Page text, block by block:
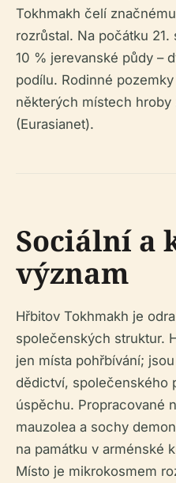
Tokhmakh čelí
rozrůstal. Na počátku
10 % jerevanské půdy –
podílu. Rodinné
některých místech
(Eurasianet).
Sociální a
význam
Hřbitov Tokhmakh je
společenských struktur.
jen místa pohřbívání;
dědictví, společenského
úspěchu. Propracované
mauzolea a sochy
na památku v arménské
Místo je mikrokosmem